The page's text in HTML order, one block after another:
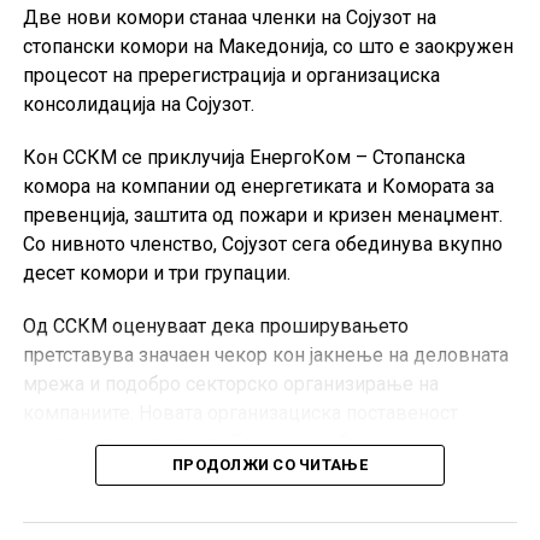
Две нови комори станаа членки на Сојузот на
стопански комори на Македонија, со што е заокружен
процесот на пререгистрација и организациска
консолидација на Сојузот.
Кон ССКМ се приклучија ЕнергоКом – Стопанска
комора на компании од енергетиката и Комората за
превенција, заштита од пожари и кризен менаџмент.
Со нивното членство, Сојузот сега обединува вкупно
десет комори и три групации.
Од ССКМ оценуваат дека проширувањето
претставува значаен чекор кон јакнење на деловната
мрежа и подобро секторско организирање на
следува по редовното Годишно собрание, одржано
кон крајот на јуни во Скопје.
Претседателот на ССКМ, Горан Горгиевски, изјави
ПРОДОЛЖИ СО ЧИТАЊЕ